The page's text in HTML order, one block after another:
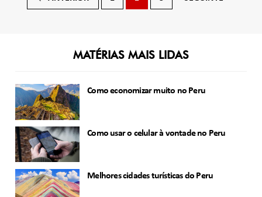
por
MATÉRIAS MAIS LIDAS
Como economizar muito no Peru
Como usar o celular à vontade no Peru
Melhores cidades turísticas do Peru